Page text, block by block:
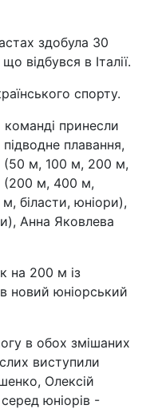
здобула 30
відбувся в Італії.
спорту.
команді принесли
плавання,
(50 м, 100 м, 200 м,
(200 м, 400 м,
біласти, юніори),
Анна Яковлева
на 200 м із
новий юніорський
в обох змішаних
виступили
Олексій
юніорів -